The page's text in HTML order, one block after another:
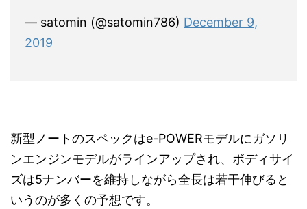
— satomin (@satomin786) December 9,
2019
新型ノートのスペックはe-POWERモデルにガソリ
ンエンジンモデルがラインアップされ、ボディサイ
ズは5ナンバーを維持しながら全長は若干伸びると
いうのが多くの予想です。